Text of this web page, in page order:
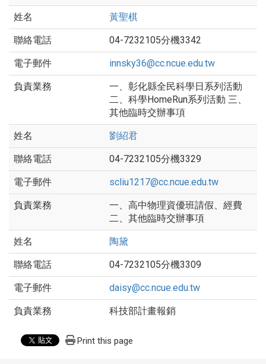
黃聖棋
04-7232105分機3342
innsky36@cc.ncue.edu.tw
一、彰化縣全民科學日系列活動
二、科學HomeRun系列活動 三、
其他臨時交辦事項
劉紹君
04-7232105分機3329
scliu1217@cc.ncue.edu.tw
一、高中物理資優班請假、經費
二、其他臨時交辦事項
陶黛
04-7232105分機3309
daisy@cc.ncue.edu.tw
科技部計畫報銷
Print this page